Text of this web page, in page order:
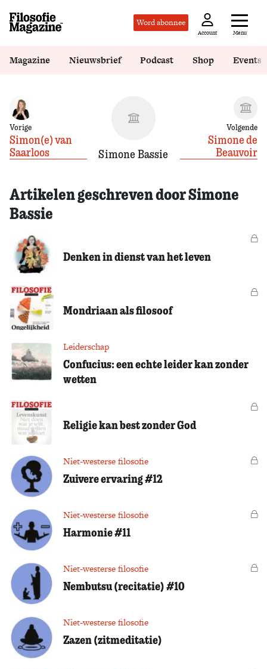
Word abonnee
Account Menu
Magazine Nieuwsbrief Podcast Shop Events
Vorige
Simon(e) van
Saarloos
Simone Bassie
Volgende
Simone de
Beauvoir
Artikelen geschreven door Simone
Bassie
Denken in dienst van het leven
Mondriaan als filosoof
Leiderschap
Confucius: een echte leider kan zonder
wetten
Religie kan best zonder God
Niet-westerse filosofie
Zuivere ervaring #12
Niet-westerse filosofie
Harmonie #11
Niet-westerse filosofie
Nembutsu (recitatie) #10
Niet-westerse filosofie
Zazen (zitmeditatie)